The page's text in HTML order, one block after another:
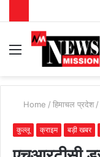
Menu
Home / हिमाचल प्रदेश /
कुल्लू क्राइम बड़ी खबर